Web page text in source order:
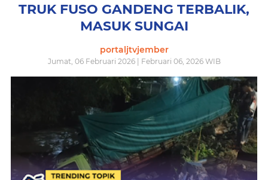
TRUK FUSO GANDENG TERBALIK,
MASUK SUNGAI
portaljtvjember
Jumat, 06 Februari 2026 | Februari 06, 2026 WIB